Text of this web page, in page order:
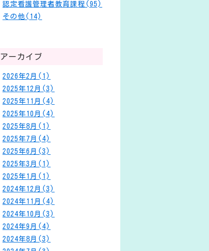
認定看護管理者教育課程(95)
その他(14)
アーカイブ
2026年2月(1)
2025年12月(3)
2025年11月(4)
2025年10月(4)
2025年8月(1)
2025年7月(4)
2025年6月(3)
2025年3月(1)
2025年1月(1)
2024年12月(3)
2024年11月(4)
2024年10月(3)
2024年9月(4)
2024年8月(3)